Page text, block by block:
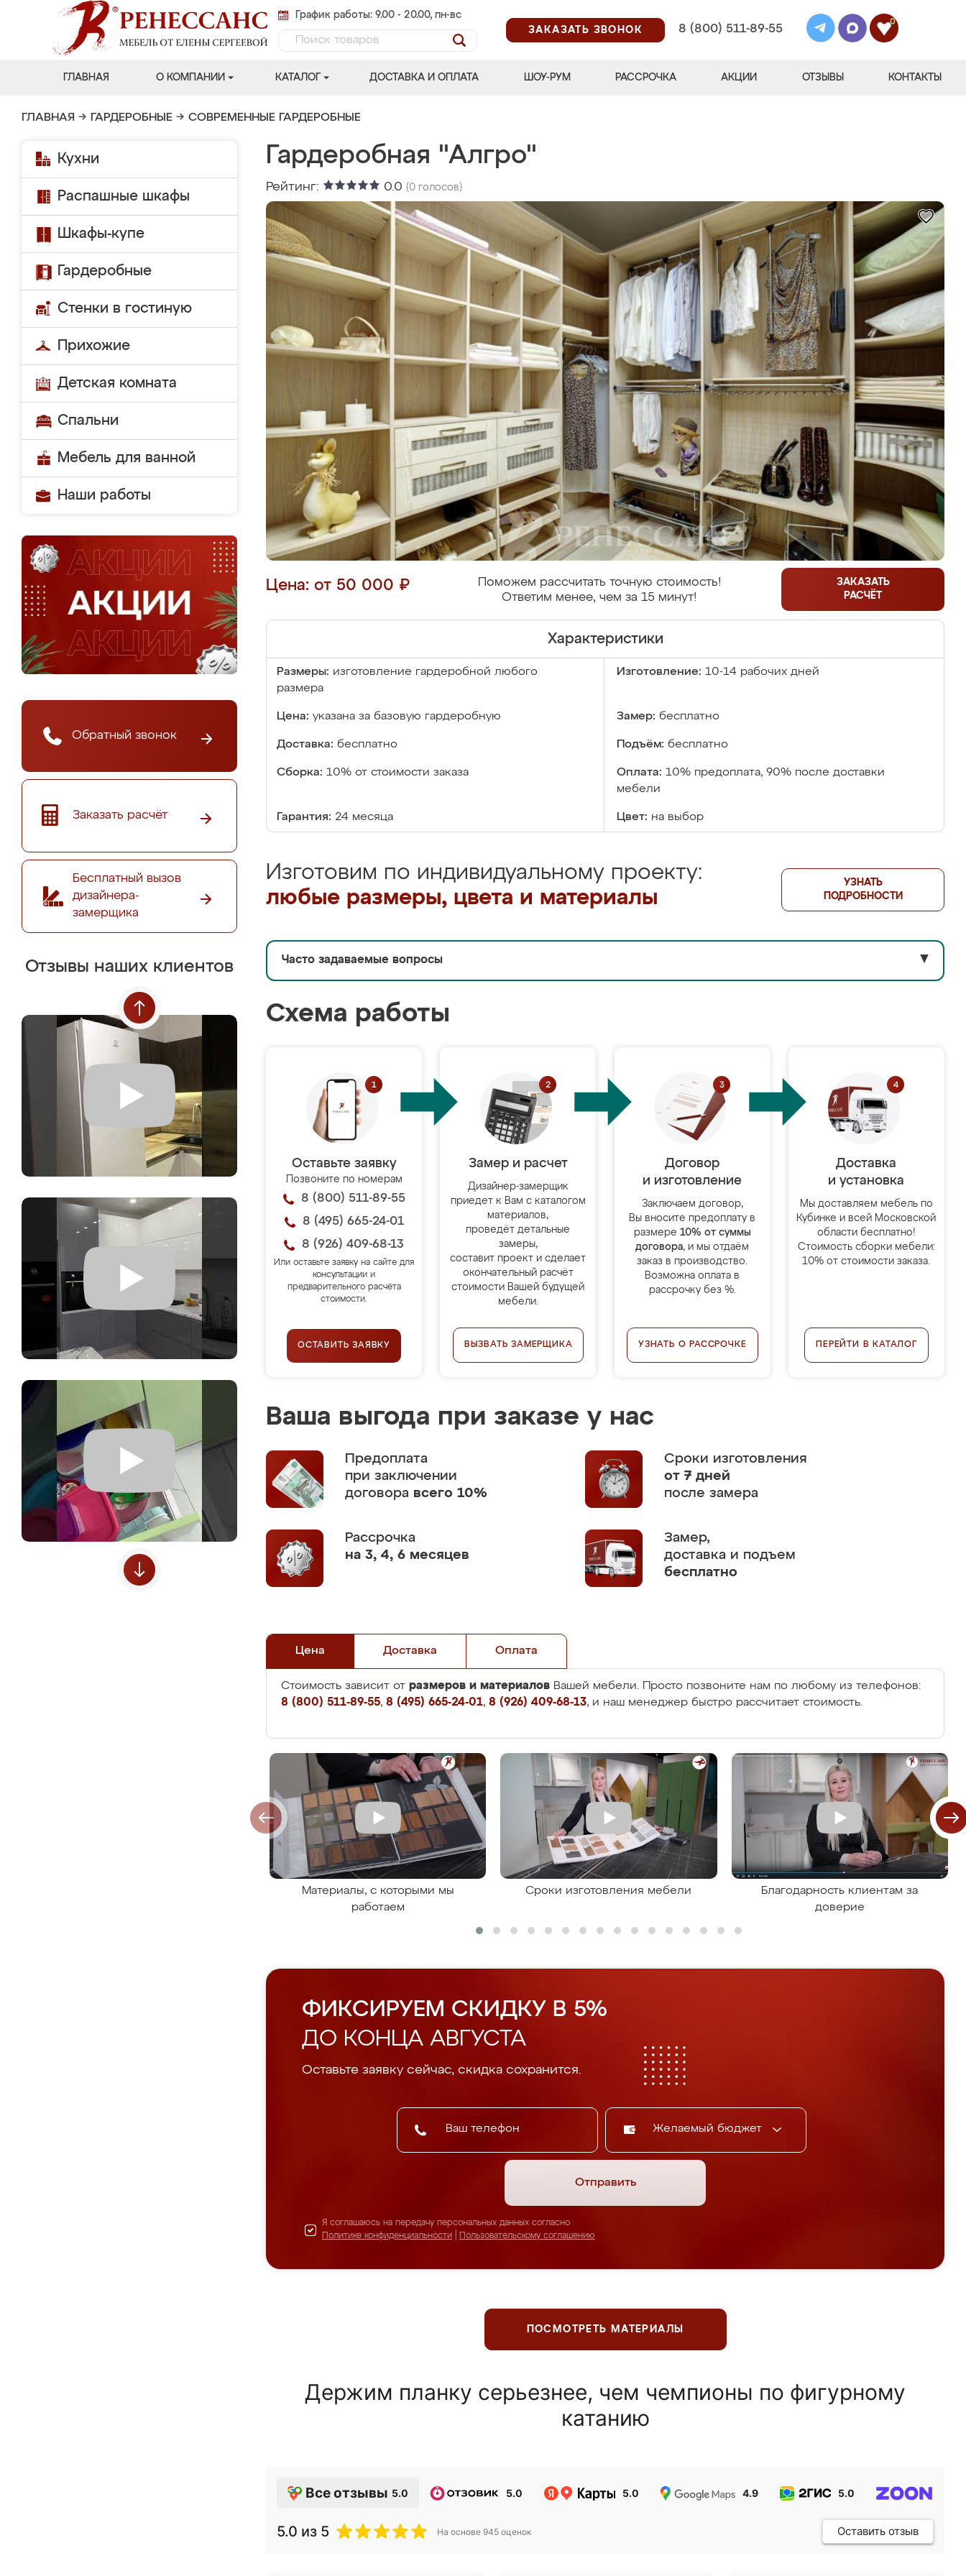
График работы: 9.00 - 20.00, пн-вс
ЗАКАЗАТЬ ЗВОНОК
8 (800) 511-89-55
0
ГЛАВНАЯ О КОМПАНИИ КАТАЛОГ ДОСТАВКА И ОПЛАТА ШОУ-РУМ РАССРОЧКА АКЦИИ ОТЗЫВЫ КОНТАКТЫ
ГЛАВНАЯ → ГАРДЕРОБНЫЕ → СОВРЕМЕННЫЕ ГАРДЕРОБНЫЕ
Кухни
Распашные шкафы
Шкафы-купе
Гардеробные
Стенки в гостиную
Прихожие
Детская комната
Спальни
Мебель для ванной
Наши работы
Обратный звонок
Заказать расчёт
Бесплатный вызов
дизайнера-
замерщика
Отзывы наших клиентов
Гардеробная "Алгро"
Рейтинг: 0.0 (0 голосов)
Цена: от 50 000 ₽
Поможем рассчитать точную стоимость!
Ответим менее, чем за 15 минут!
ЗАКАЗАТЬ
РАСЧЁТ
Характеристики
Размеры: изготовление гардеробной любого
размера
Изготовление: 10-14 рабочих дней
Цена: указана за базовую гардеробную Замер: бесплатно
Доставка: бесплатно Подъём: бесплатно
Сборка: 10% от стоимости заказа Оплата: 10% предоплата, 90% после доставки
мебели
Гарантия: 24 месяца Цвет: на выбор
Изготовим по индивидуальному проекту:
любые размеры, цвета и материалы
УЗНАТЬ
ПОДРОБНОСТИ
Часто задаваемые вопросы ▼
Схема работы
Оставьте заявку
Позвоните по номерам
8 (800) 511-89-55
8 (495) 665-24-01
8 (926) 409-68-13
Или оставьте заявку на сайте для
консультации и
предварительного расчёта
стоимости.
ОСТАВИТЬ ЗАЯВКУ
Замер и расчет
Дизайнер-замерщик
приедет к Вам с каталогом
материалов,
проведёт детальные
замеры,
составит проект и сделает
окончательный расчёт
стоимости Вашей будущей
мебели.
ВЫЗВАТЬ ЗАМЕРЩИКА
Договор
и изготовление
Заключаем договор,
Вы вносите предоплату в
размере 10% от суммы
договора, и мы отдаём
заказ в производство.
Возможна оплата в
рассрочку без %.
УЗНАТЬ О РАССРОЧКЕ
Доставка
и установка
Мы доставляем мебель по
Кубинке и всей Московской
области бесплатно!
Стоимость сборки мебели:
10% от стоимости заказа.
ПЕРЕЙТИ В КАТАЛОГ
Ваша выгода при заказе у нас
Предоплата
при заключении
договора всего 10%
Сроки изготовления
от 7 дней
после замера
Рассрочка
на 3, 4, 6 месяцев
Замер,
доставка и подъем
бесплатно
Цена Доставка Оплата
Стоимость зависит от размеров и материалов Вашей мебели. Просто позвоните нам по любому из телефонов:
8 (800) 511-89-55, 8 (495) 665-24-01, 8 (926) 409-68-13, и наш менеджер быстро рассчитает стоимость.
Материалы, с которыми мы
работаем
Сроки изготовления мебели
Благодарность клиентам за
доверие
ФИКСИРУЕМ СКИДКУ В 5%
ДО КОНЦА АВГУСТА
Оставьте заявку сейчас, скидка сохранится.
Желаемый бюджет
Отправить
Я соглашаюсь на передачу персональных данных согласно
Политике конфиденциальности
Пользовательскому соглашению
ПОСМОТРЕТЬ МАТЕРИАЛЫ
Держим планку серьезнее, чем чемпионы по фигурному
катанию
Все отзывы 5.0 5.0 5.0 4.9 5.0
5.0 из 5 На основе 945 оценок Оставить отзыв